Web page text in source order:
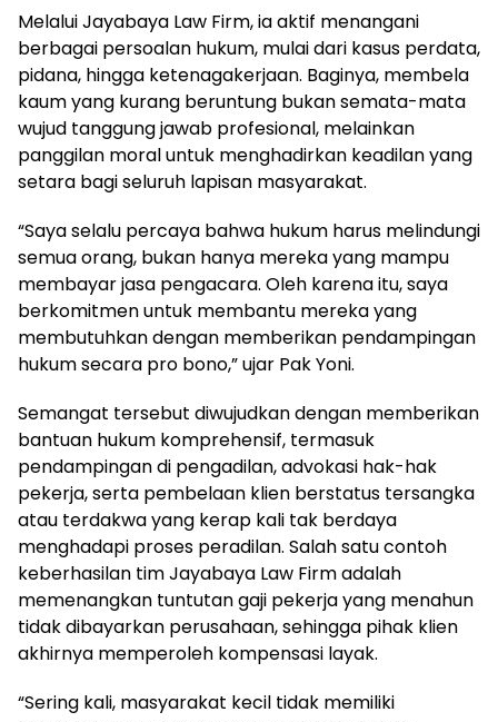
Melalui Jayabaya Law Firm, ia aktif menangani
berbagai persoalan hukum, mulai dari kasus perdata,
pidana, hingga ketenagakerjaan. Baginya, membela
kaum yang kurang beruntung bukan semata-mata
wujud tanggung jawab profesional, melainkan
panggilan moral untuk menghadirkan keadilan yang
setara bagi seluruh lapisan masyarakat.
“Saya selalu percaya bahwa hukum harus melindungi
semua orang, bukan hanya mereka yang mampu
membayar jasa pengacara. Oleh karena itu, saya
berkomitmen untuk membantu mereka yang
membutuhkan dengan memberikan pendampingan
hukum secara pro bono,” ujar Pak Yoni.
Semangat tersebut diwujudkan dengan memberikan
bantuan hukum komprehensif, termasuk
pendampingan di pengadilan, advokasi hak-hak
pekerja, serta pembelaan klien berstatus tersangka
atau terdakwa yang kerap kali tak berdaya
menghadapi proses peradilan. Salah satu contoh
keberhasilan tim Jayabaya Law Firm adalah
memenangkan tuntutan gaji pekerja yang menahun
tidak dibayarkan perusahaan, sehingga pihak klien
akhirnya memperoleh kompensasi layak.
“Sering kali, masyarakat kecil tidak memiliki